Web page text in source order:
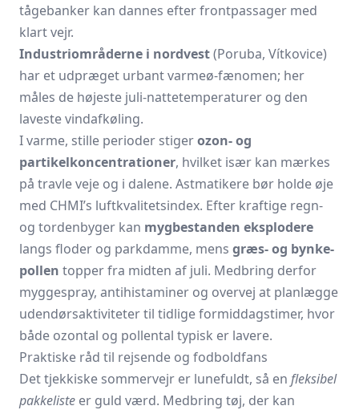
tågebanker kan dannes efter frontpassager med
klart vejr.
Industriområderne i nordvest(Poruba, Vítkovice)
har et udpræget urbant varmeø-fænomen; her
måles de højeste juli-nattetemperaturer og den
laveste vindafkøling.
I varme, stille perioder stigerozon- og
partikelkoncentrationer, hvilket især kan mærkes
på travle veje og i dalene. Astmatikere bør holde øje
med CHMI’s luftkvalitetsindex. Efter kraftige regn-
og tordenbyger kan mygbestanden eksplodere
langs floder og parkdamme, mens græs- og bynke-
pollen topper fra midten af juli. Medbring derfor
myggespray, antihistaminer og overvej at planlægge
udendørsaktiviteter til tidlige formiddagstimer, hvor
både ozontal og pollental typisk er lavere.
Praktiske råd til rejsende og fodboldfans
Det tjekkiske sommervejr er lunefuldt, så en fleksibel
pakkeliste er guld værd. Medbring tøj, der kan